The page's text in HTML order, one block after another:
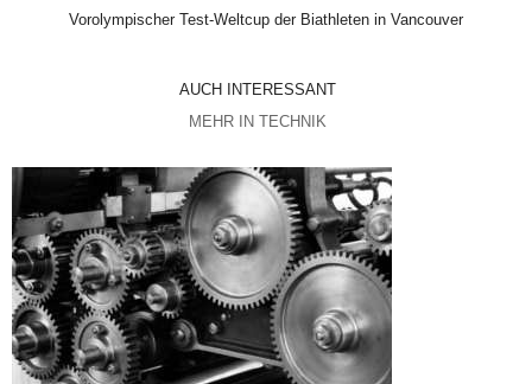
Vorolympischer Test-Weltcup der Biathleten in Vancouver
AUCH INTERESSANT
MEHR IN TECHNIK